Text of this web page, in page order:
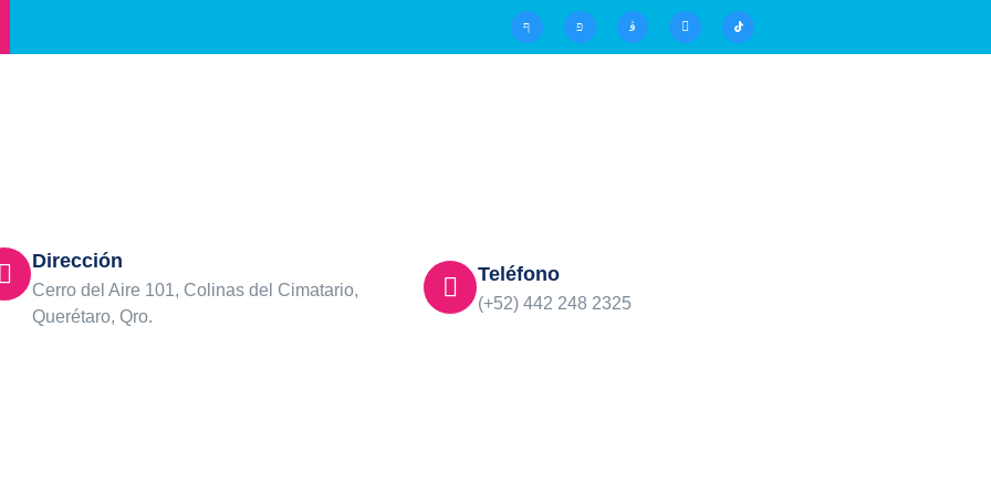
Dirección
Cerro del Aire 101, Colinas del Cimatario,
Querétaro, Qro.
Teléfono
(+52) 442 248 2325